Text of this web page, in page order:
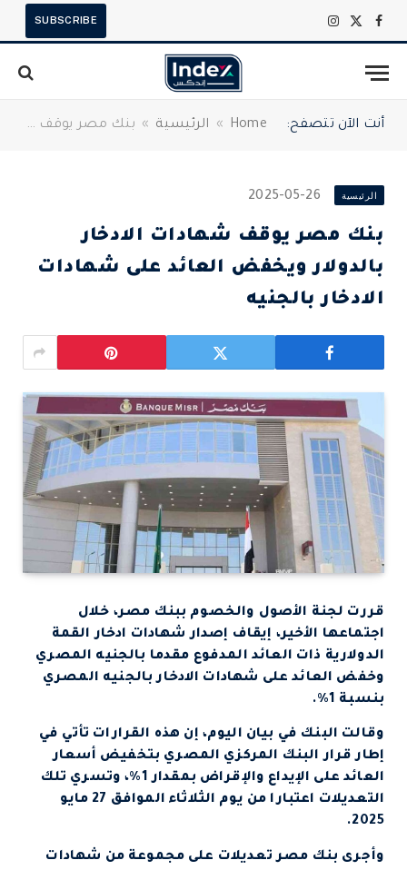
فيسبوك
X
الانستغرام
SUBSCRIBE
أنت الآن تتصفح: Home
» الرئيسية » بنك مصر يوقف شهادات الادخار بالدولار ويخفض العائد على شهادات الادخار بالجنيه
الرئيسية 2025-05-26
بنك مصر يوقف شهادات الادخار
بالدولار ويخفض العائد على شهادات
الادخار بالجنيه
قررت لجنة الأصول والخصوم ببنك مصر، خلال
اجتماعها الأخير، إيقاف إصدار شهادات ادخار القمة
الدولارية ذات العائد المدفوع مقدما بالجنيه المصري
وخفض العائد على شهادات الادخار بالجنيه المصري
بنسبة 1%.
وقالت البنك في بيان اليوم، إن هذه القرارات تأتي في
إطار قرار البنك المركزي المصري بتخفيض أسعار
العائد على الإيداع والإقراض بمقدار 1%، وتسري تلك
التعديلات اعتبارا من يوم الثلاثاء الموافق 27 مايو
2025.
وأجرى بنك مصر تعديلات على مجموعة من شهادات